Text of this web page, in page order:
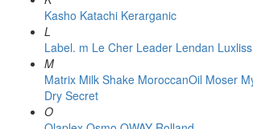
Kasho Katachi Kerarganic
L
Label. m Le Cher Leader Lendan Luxliss
M
Matrix Milk Shake MoroccanOil Moser
Dry Secret
O